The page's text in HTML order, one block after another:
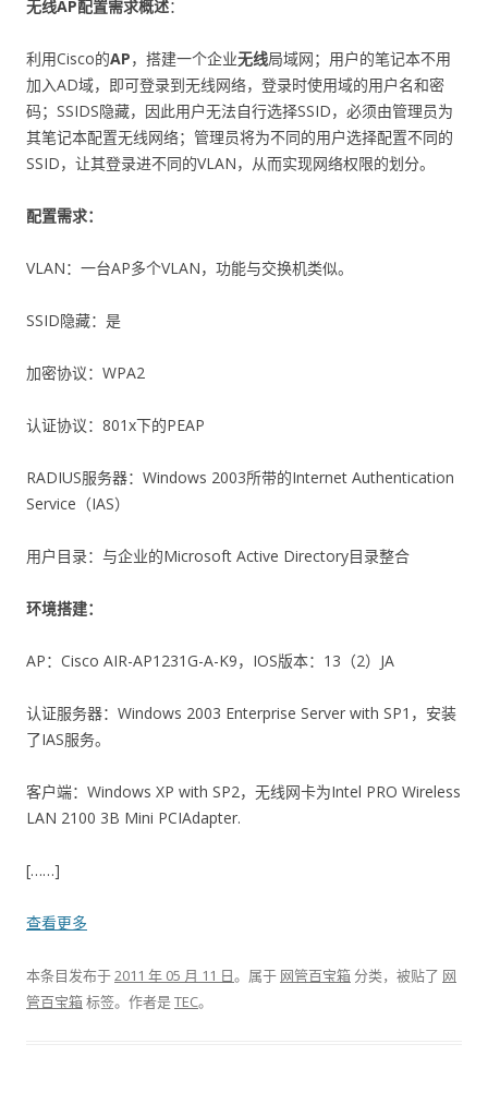
无线AP配置需求概述：
利用Cisco的AP，搭建一个企业无线局域网；用户的笔记本不用
加入AD域，即可登录到无线网络，登录时使用域的用户名和密
码；SSIDS隐藏，因此用户无法自行选择SSID，必须由管理员为
其笔记本配置无线网络；管理员将为不同的用户选择配置不同的
SSID，让其登录进不同的VLAN，从而实现网络权限的划分。
配置需求：
VLAN：一台AP多个VLAN，功能与交换机类似。
SSID隐藏：是
加密协议：WPA2
认证协议：801x下的PEAP
RADIUS服务器：Windows 2003所带的Internet Authentication
Service（IAS）
用户目录：与企业的Microsoft Active Directory目录整合
环境搭建：
AP：Cisco AIR-AP1231G-A-K9，IOS版本：13（2）JA
认证服务器：Windows 2003 Enterprise Server with SP1，安装
了IAS服务。
客户端：Windows XP with SP2，无线网卡为Intel PRO Wireless
LAN 2100 3B Mini PCIAdapter.
[……]
查看更多
本条目发布于2011 年 05 月 11 日。属于 网管百宝箱分类，被贴了 网
管百宝箱标签。 作者是TEC。